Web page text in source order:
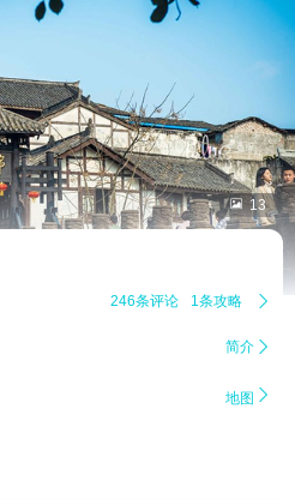
 13
246条评论 1条攻略 
简介 
地图 